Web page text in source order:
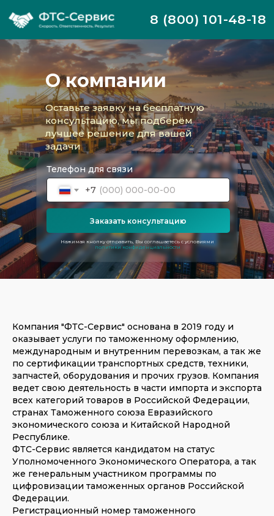
8 (800) 101-48-18
Нажимая кнопку отправить, Вы соглашаетесь с условиями
политики конфиденциальности
Телефон для связи
+7
Заказать консультацию
Оставьте заявку на бесплатную
консультацию, мы подберём
лучшее решение для вашей
задачи
О компании
Компания "ФТС-Сервис" основана в 2019 году и
оказывает услуги по таможенному оформлению,
международным и внутренним перевозкам, а так же
по сертификации транспортных средств, техники,
запчастей, оборудования и прочих грузов. Компания
ведет свою деятельность в части импорта и экспорта
всех категорий товаров в Российской Федерации,
странах Таможенного союза Евразийского
экономического союза и Китайской Народной
Республике.
ФТС-Сервис является кандидатом на статус
Уполномоченного Экономического Оператора, а так
же генеральным участником программы по
цифровизации таможенных органов Российской
Федерации.
Регистрационный номер таможенного
Главная особенность, выгодно
выделяющая компанию в сфере
международной логистики— это
индивидуальный подход к
каждому клиенту: с каждым